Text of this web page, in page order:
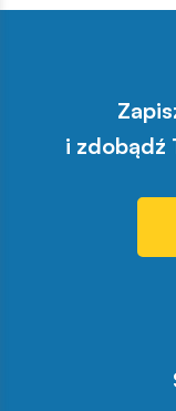
i zdobądź